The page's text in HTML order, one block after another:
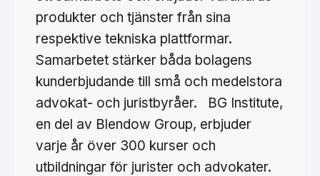
produkter och tjänster från sina
respektive tekniska plattformar.
Samarbetet stärker båda bolagens
kunderbjudande till små och medelstora
advokat- och juristbyråer. BG Institute,
en del av Blendow Group, erbjuder
varje år över 300 kurser och
utbildningar för jurister och advokater.